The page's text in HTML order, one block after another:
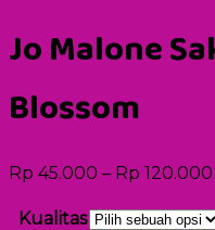
Jo Malone
Blossom
Rp 45.000 – Rp 120.000
Kualitas